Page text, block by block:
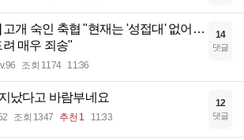
고개 숙인 축협 "현재는 '성접대' 없어…
매우 죄송"
조회 1174 11:36
14
댓글
났다고 바람부네요
조회 1347 추천 1 11:33
12
댓글